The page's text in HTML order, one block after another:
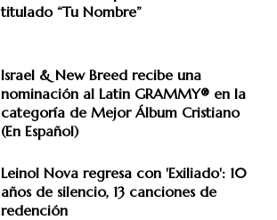
titulado “Tu Nombre”
Israel & New Breed recibe una
nominación al Latin GRAMMY® en la
categoría de Mejor Álbum Cristiano
(En Español)
Leinol Nova regresa con 'Exiliado': 10
años de silencio, 13 canciones de
redención